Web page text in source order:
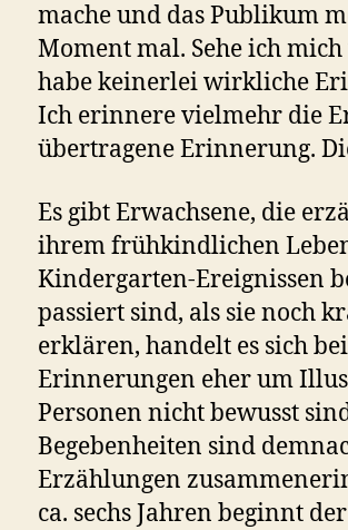
mache und das Publikum
Moment mal. Sehe ich
habe keinerlei wirkliche
Ich erinnere vielmehr die
übertragene Erinnerung.
Es gibt Erwachsene, die
ihrem frühkindlichen
Kindergarten-Ereignissen
passiert sind, als sie noch
erklären, handelt es sich
Erinnerungen eher um
Personen nicht bewusst
Begebenheiten sind
Erzählungen
ca. sechs Jahren beginnt